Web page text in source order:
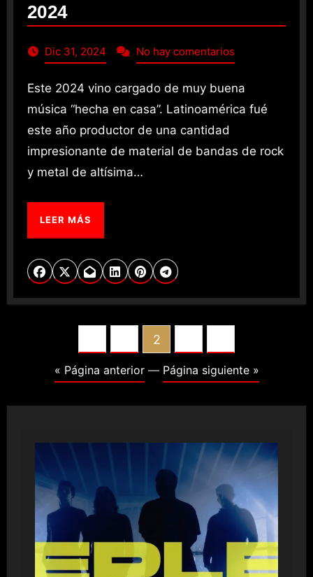
2024
Dic 31, 2024 No hay comentarios
Este 2024 vino cargado de muy buena
música “hecha en casa”. Latinoamérica fué
este año productor de una cantidad
impresionante de material de bandas de rock
y metal de altísima…
LEER MÁS
PAGINATION
2
« Página anterior— Página siguiente »